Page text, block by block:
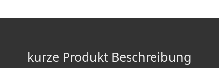
kurze Produkt Beschreibung